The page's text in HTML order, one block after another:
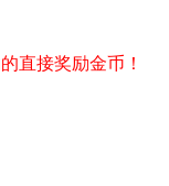
直接奖励金币！